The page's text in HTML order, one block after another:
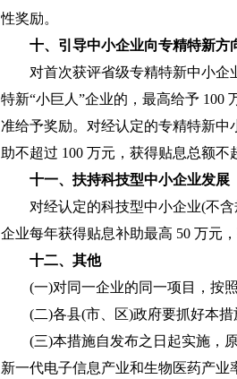
性奖励。
十、引导中小企业向专精特新方
对首次获评省级专精特新中小企
特新“小巨人”企业的，最高给予 100
准给予奖励。对经认定的专精特新中
助不超过 100 万元，获得贴息总额不
十一、扶持科技型中小企业发展
对经认定的科技型中小企业(不
企业每年获得贴息补助最高 50 万元
十二、其他
(一)对同一企业的同一项目，按
(二)各县(市、区)政府要抓好本
(三)本措施自发布之日起实施，
新一代电子信息产业和生物医药产业